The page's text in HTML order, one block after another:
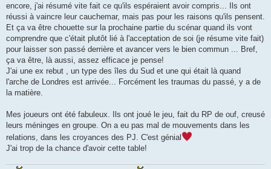
encore, j'ai résumé vite fait ce qu'ils espéraient avoir compris... Ils ont
réussi à vaincre leur cauchemar, mais pas pour les raisons qu'ils pensent.
Et ça va être chouette sur la prochaine partie du scénar quand ils vont
comprendre que c'était plutôt lié à l'acceptation de soi (je résume vite fait)
pour laisser son passé derrière et avancer vers le bien commun ... Bref,
ça va être, là aussi, assez efficace je pense!
J'ai une ex rebut , un type des îles du Sud et une qui était là quand
l'arche de Londres est arrivée... Forcément les traumas du passé, y a de
la matière.
Mes joueurs ont été fabuleux. Ils ont joué le jeu, fait du RP de ouf, creusé
leurs méninges en groupe. On a eu pas mal de mouvements dans les
relations, dans les croyances des PJ. C'est génial
J'ai trop de la chance d'avoir cette table!